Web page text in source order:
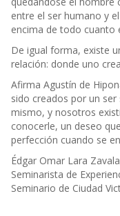
entre el ser humano y
encima de todo cuanto
De igual forma, existe
relación: donde uno
Afirma Agustín de
sido creados por un
mismo, y nosotros
conocerle, un deseo
perfección cuando se
Édgar Omar Lara Zavala
Seminarista de
Seminario de Ciudad